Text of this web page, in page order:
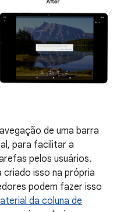
de uma barra
para facilitar a
pelos usuários.
isso na própria
podem fazer isso
da coluna de